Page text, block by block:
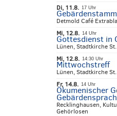
Di, 11.8. 17 Uhr
Detmold Café
Mi, 12.8. 14 Uhr
Gottesdienst in
Lünen, Stadtkirche
Mi, 12.8. 14:30 Uhr
Mittwochstreff
Lünen, Stadtkirche
Fr, 14.8. 14 Uhr
Ökumenischer
Recklinghausen,
Gehörlosen